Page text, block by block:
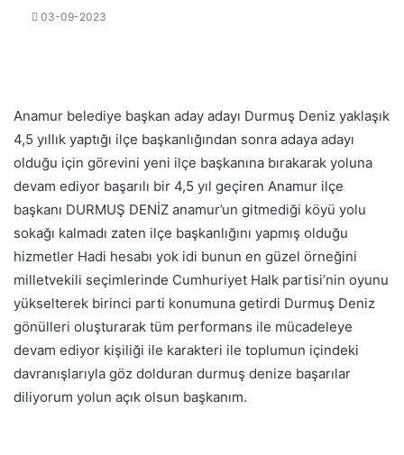
03-09-2023
Anamur belediye başkan aday adayı Durmuş Deniz yaklaşık
4,5 yıllık yaptığı ilçe başkanlığından sonra adaya adayı
olduğu için görevini yeni ilçe başkanına bırakarak yoluna
devam ediyor başarılı bir 4,5 yıl geçiren Anamur ilçe
başkanı DURMUŞ DENİZ anamur’un gitmediği köyü yolu
sokağı kalmadı zaten ilçe başkanlığını yapmış olduğu
hizmetler Hadi hesabı yok idi bunun en güzel örneğini
milletvekili seçimlerinde Cumhuriyet Halk partisi’nin oyunu
yükselterek birinci parti konumuna getirdi Durmuş Deniz
gönülleri oluşturarak tüm performans ile mücadeleye
devam ediyor kişiliği ile karakteri ile toplumun içindeki
davranışlarıyla göz dolduran durmuş denize başarılar
diliyorum yolun açık olsun başkanım.